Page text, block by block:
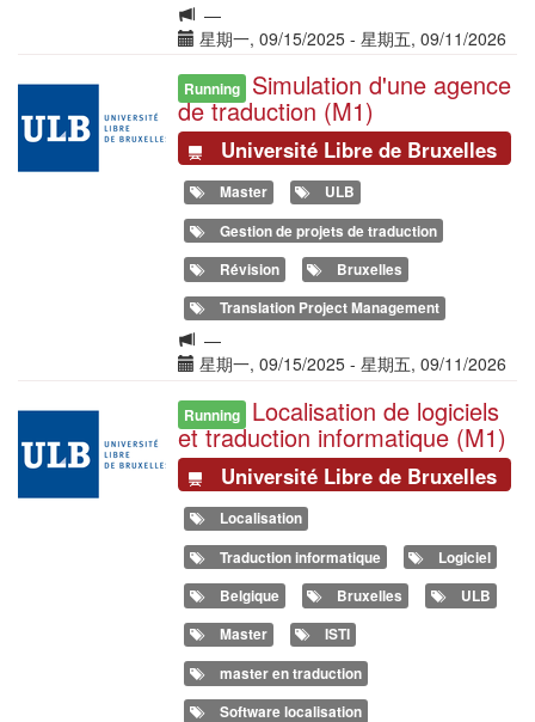
Langue
de
formation
—
Date(s)
星期一, 09/15/2025 - 星期五, 09/11/2026
Illustration
Running Simulation d'une agence
de traduction (M1)
Université Libre de Bruxelles
Master
ULB
Gestion de projets de traduction
Révision
Bruxelles
Translation Project Management
Langue
de
formation
—
Date(s)
星期一, 09/15/2025 - 星期五, 09/11/2026
Illustration
Running Localisation de logiciels
et traduction informatique (M1)
Université Libre de Bruxelles
Localisation
Traduction informatique
Logiciel
Belgique
Bruxelles
ULB
Master
ISTI
master en traduction
Software localisation